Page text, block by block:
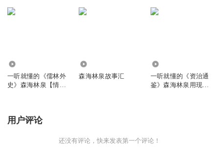
一听就懂的《儒林外
史》森海林泉【情节
森海林泉故事汇
一听就懂的《资治通
鉴》森海林泉用现代
用户评论
还没有评论，快来发表第一个评论！